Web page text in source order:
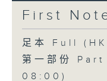
First
足本 Full
第一部份
08:00)